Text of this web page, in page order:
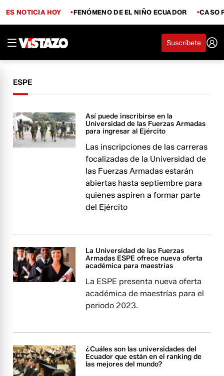
ES NOTICIA HOY FENÓMENO DE EL NIÑO ECUADOR CASO
Suscríbete
ESPE
Así puede inscribirse en la
Universidad de las Fuerzas Armadas
para ingresar al Ejército
Las inscripciones de las carreras
focalizadas de la Universidad de
las Fuerzas Armadas estarán
abiertas hasta septiembre para
quienes aspiren a formar parte
del Ejército
La Universidad de las Fuerzas
Armadas ESPE ofrece nueva oferta
académica para maestrías
La ESPE presenta nueva oferta
académica de maestrías para el
periodo 2023.
¿Cuáles son las universidades del
Ecuador que están en el ranking de
las mejores del mundo?